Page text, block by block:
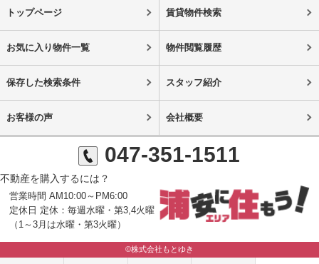
トップページ 賃貸物件検索
お気に入り物件一覧 物件閲覧履歴
保存した検索条件 スタッフ紹介
お客様の声 会社概要
047-351-1511
不動産を購入するには？
営業時間 AM10:00～PM6:00
定休日 定休：毎週水曜・第3,4火曜
（1～3月は水曜・第3火曜）
©株式会社もとゆき